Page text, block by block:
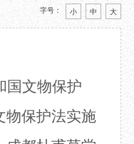
景点 正门
字号： 小 中 大
国文物保护
物保护法实施